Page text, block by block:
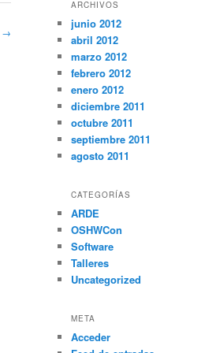
→
ARCHIVOS
junio 2012
abril 2012
marzo 2012
febrero 2012
enero 2012
diciembre 2011
octubre 2011
septiembre 2011
agosto 2011
CATEGORÍAS
ARDE
OSHWCon
Software
Talleres
Uncategorized
META
Acceder